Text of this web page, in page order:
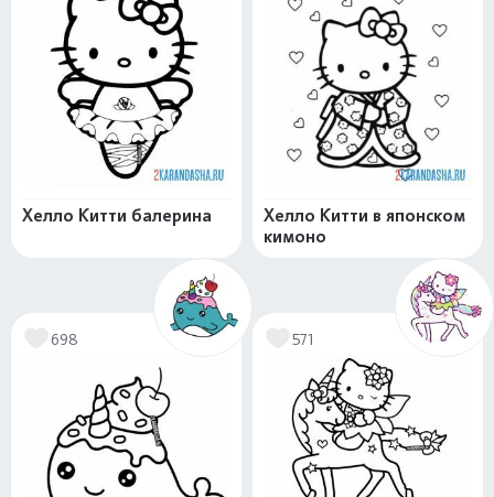
Хелло Китти балерина
Хелло Китти в японском
кимоно
698 571